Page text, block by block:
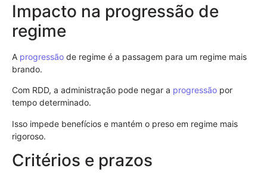
Impacto na progressão de
regime
A progressão de regime é a passagem para um regime mais
brando.
Com RDD, a administração pode negar a progressão por
tempo determinado.
Isso impede benefícios e mantém o preso em regime mais
rigoroso.
Critérios e prazos